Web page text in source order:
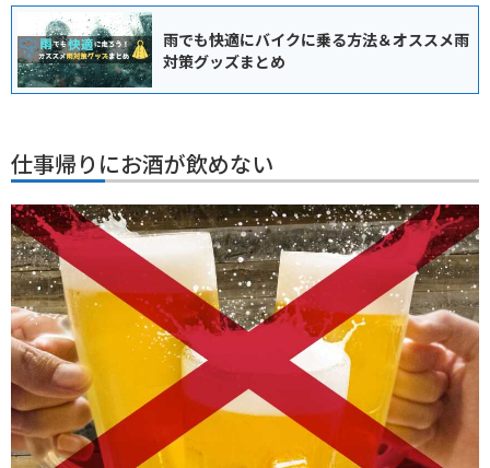
雨でも快適にバイクに乗る方法＆オススメ雨
対策グッズまとめ
仕事帰りにお酒が飲めない